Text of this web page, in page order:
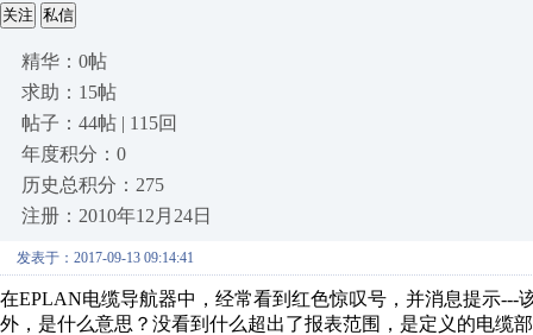
关注 私信
精华：0帖
求助：15帖
帖子：44帖 | 115回
年度积分：0
历史总积分：275
注册：2010年12月24日
发表于：2017-09-13 09:14:41
在EPLAN电缆导航器中，经常看到红色惊叹号，并消息提示
外，是什么意思？没看到什么超出了报表范围，是定义的电缆